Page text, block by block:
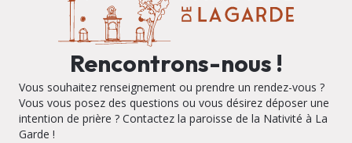
Rencontrons-nous !
Vous souhaitez renseignement ou prendre un rendez-vous ?
Vous vous posez des questions ou vous désirez déposer une
intention de prière ? Contactez la paroisse de la Nativité à La
Garde !